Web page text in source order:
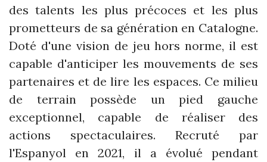
des talents les plus précoces et les plus
prometteurs de sa génération en Catalogne.
Doté d'une vision de jeu hors norme, il est
capable d'anticiper les mouvements de ses
partenaires et de lire les espaces. Ce milieu
de terrain possède un pied gauche
exceptionnel, capable de réaliser des
actions spectaculaires. Recruté par
l'Espanyol en 2021, il a évolué pendant